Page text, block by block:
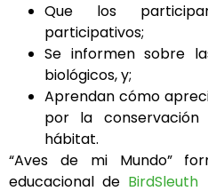
Que los
participativos;
Se informen sobre
biológicos, y;
Aprendan cómo
por la
hábitat.
“Aves de mi Mundo”
educacional de BirdSleuth